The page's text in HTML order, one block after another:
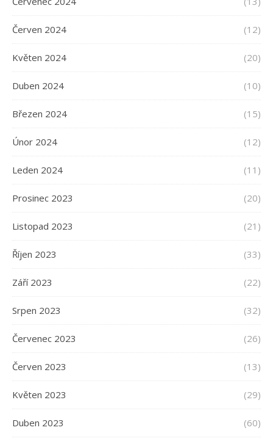
Červen 2024 (12)
Květen 2024 (20)
Duben 2024 (10)
Březen 2024 (15)
Únor 2024 (12)
Leden 2024 (11)
Prosinec 2023 (20)
Listopad 2023 (21)
Říjen 2023 (33)
Září 2023 (22)
Srpen 2023 (32)
Červenec 2023 (26)
Červen 2023 (13)
Květen 2023 (29)
Duben 2023 (60)